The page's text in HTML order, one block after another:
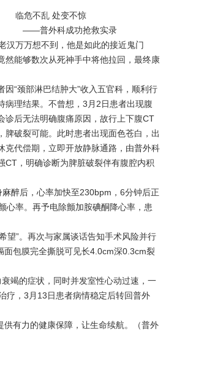
变不惊
功抢救实录
万万想不到，他是如此的接近鬼门
然能够数次从死神手中将他拉回，最终康
“颈部淋巴结肿大”收入五官科，顺利行
病理结果。不曾想，3月2日患者出现腹
诊后无法明确腹痛原因，故行上下腹CT
脾破裂可能。此时患者出现面色苍白，出
克代偿期，立即开放静脉通路，由普外科
CT，明确诊断为脾脏破裂伴有腹腔内积
醉后，心率加快至230bpm，6分钟后正
心率。再予电除颤加胺碘酮降心率，患
”。再次与家属谈话告知手术风险并行
包膜完全撕脱可见长4.0cm深0.3cm裂
竭的症状，同时并发室性心动过速，一
疗，3月13日患者病情稳定后转回普外
有力的健康保障，让生命续航。（普外